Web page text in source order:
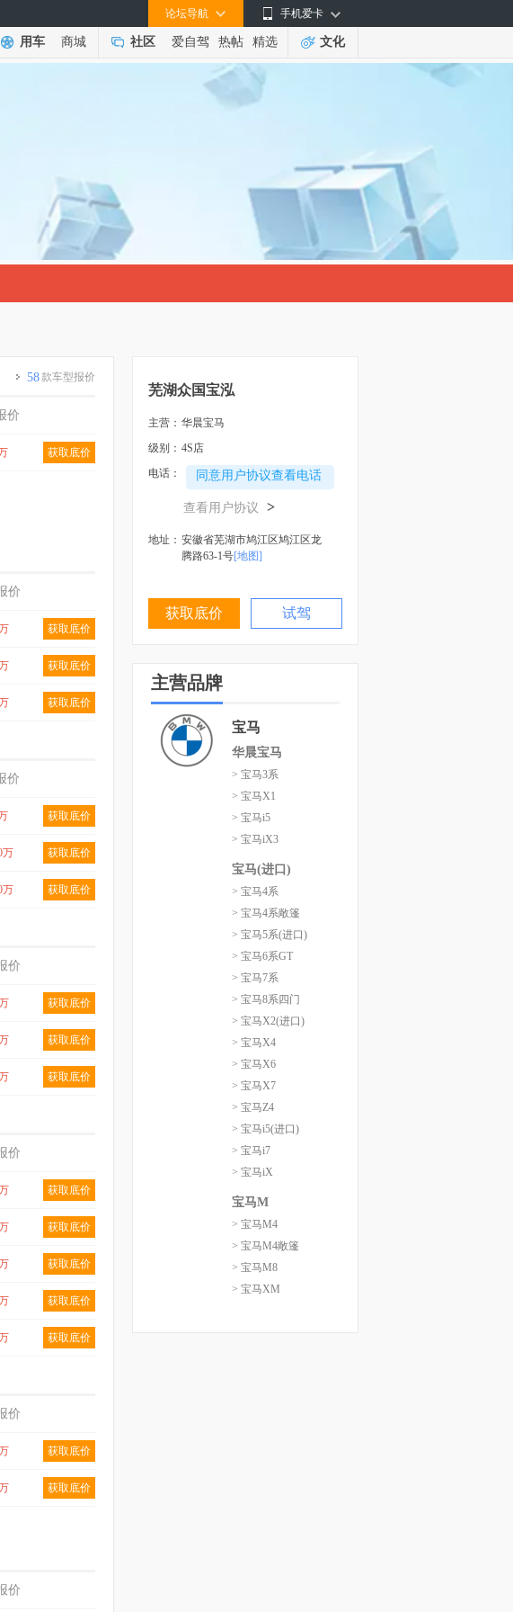
手机爱卡
论坛导航
用车 商城 社区 爱自驾 热帖 精选 文化
58款车型报价
价
获取底价
价
获取底价
获取底价
获取底价
价
获取底价
万 获取底价
万 获取底价
价
获取底价
获取底价
获取底价
价
获取底价
获取底价
获取底价
获取底价
获取底价
价
获取底价
获取底价
价
芜湖众国宝泓
主营： 华晨宝马
级别： 4S店
电话：
同意用户协议查看电话
查看用户协议 >
地址： 安徽省芜湖市鸠江区鸠江区龙
腾路63-1号[地图]
获取底价 试驾
主营品牌
宝马
华晨宝马
> 宝马3系
> 宝马X1
> 宝马i5
> 宝马iX3
宝马(进口)
> 宝马4系
> 宝马4系敞篷
> 宝马5系(进口)
> 宝马6系GT
> 宝马7系
> 宝马8系四门
> 宝马X2(进口)
> 宝马X4
> 宝马X6
> 宝马X7
> 宝马Z4
> 宝马i5(进口)
> 宝马i7
> 宝马iX
宝马M
> 宝马M4
> 宝马M4敞篷
> 宝马M8
> 宝马XM